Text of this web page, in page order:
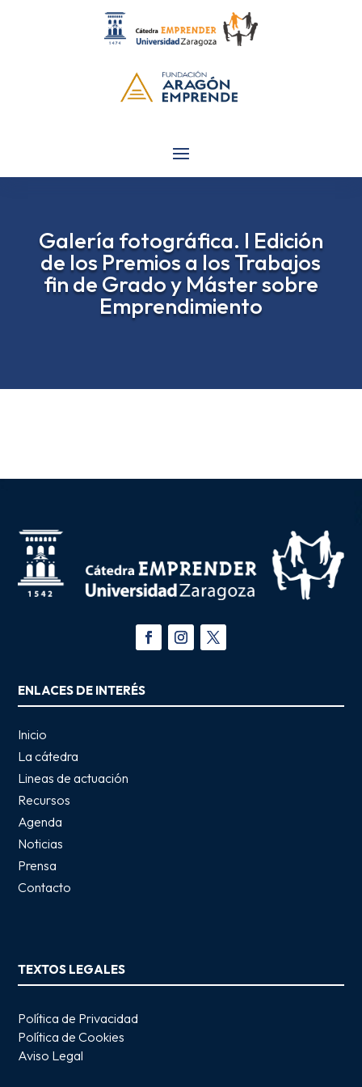
Galería fotográfica. I Edición
de los Premios a los Trabajos
fin de Grado y Máster sobre
Emprendimiento
ENLACES DE INTERÉS
Inicio
La cátedra
Lineas de actuación
Recursos
Agenda
Noticias
Prensa
Contacto
TEXTOS LEGALES
Política de Privacidad
Política de Cookies
Aviso Legal